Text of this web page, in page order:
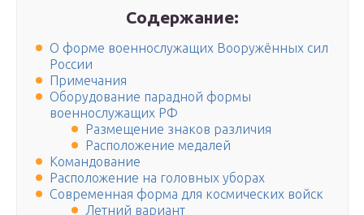
Содержание:
О форме военнослужащих Вооружённых сил
России
Примечания
Оборудование парадной формы
военнослужащих РФ
Размещение знаков различия
Расположение медалей
Командование
Расположение на головных уборах
Современная форма для космических войск
Летний вариант